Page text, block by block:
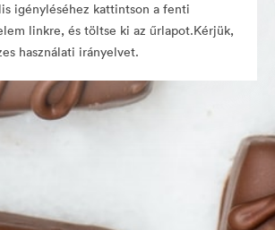
igényléséhez kattintson a fenti
linkre, és töltse ki az űrlapot.Kérjük,
használati irányelvet.